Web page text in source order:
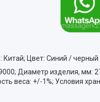
Китай; Цвет: Синий / черный
Диаметр изделия, мм:
веса: +/-1%; Условия